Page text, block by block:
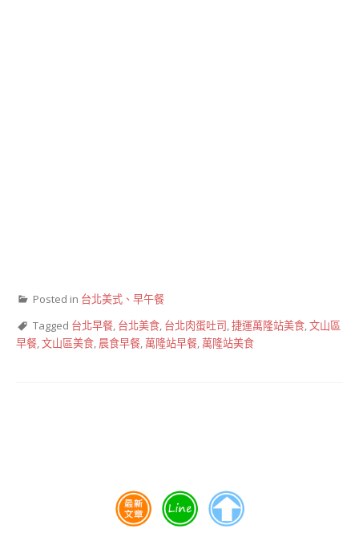
Posted in 台北美式、早午餐
Tagged 台北早餐, 台北美食, 台北肉蛋吐司,捷運萬隆站美食,文山區
早餐,文山區美食, 晨食早餐,萬隆站早餐,萬隆站美食